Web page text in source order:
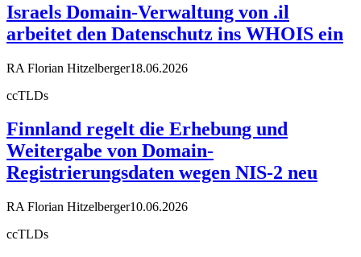
Israels Domain-Verwaltung von .il
arbeitet den Datenschutz ins WHOIS ein
RA Florian Hitzelberger18.06.2026
ccTLDs
Finnland regelt die Erhebung und
Weitergabe von Domain-
Registrierungsdaten wegen NIS-2 neu
RA Florian Hitzelberger10.06.2026
ccTLDs